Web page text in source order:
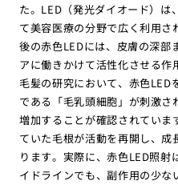
た。LED（発光ダイオード）は
て美容医療の分野で広く利用
後の赤色LEDには、皮膚の深部
アに働きかけて活性化させる作
毛髪の研究において、赤色LED
である「毛乳頭細胞」が刺激
増加することが確認されていま
ていた毛根が活動を再開し、
ります。実際に、赤色LED照
イドラインでも、副作用の少